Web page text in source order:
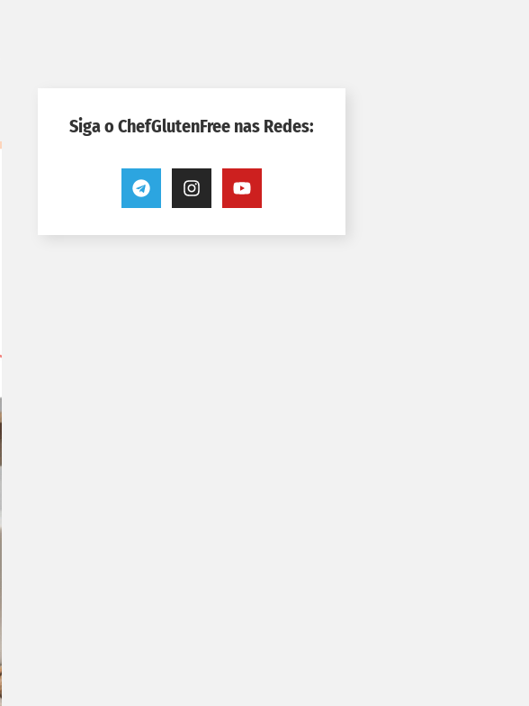
Siga o ChefGlutenFree nas Redes: